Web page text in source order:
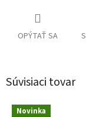
OPÝTAŤ SA
Súvisiaci tovar
Novinka